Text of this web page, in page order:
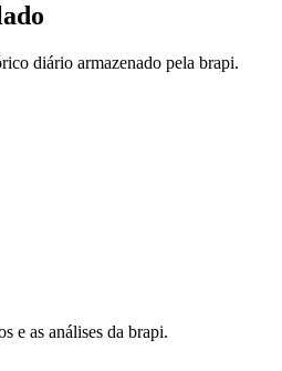
diário armazenado pela brapi.
e as análises da brapi.